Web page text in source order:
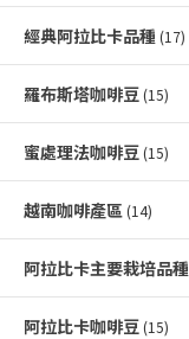
經典阿拉比卡品種 (17)
羅布斯塔咖啡豆 (15)
蜜處理法咖啡豆 (15)
越南咖啡產區 (14)
阿拉比卡主要栽培品種
阿拉比卡咖啡豆 (15)